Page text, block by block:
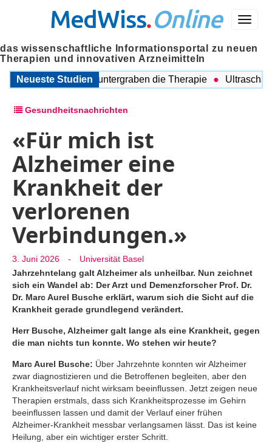
Menü
MedWiss.Online
das wissenschaftliche Informationsportal zu neuen
Therapien und innovativen Arzneimitteln
Neueste Studien
Probleme untergraben die Therapie Ultraschall
Gesundheitsnachrichten
«Für mich ist
Alzheimer eine
Krankheit der
verlorenen
Verbindungen.»
3. Juni 2026 -
Universität Basel
Jahrzehntelang galt Alzheimer als unheilbar. Nun zeichnet
sich ein Wandel ab: Der Arzt und Demenzforscher Prof. Dr.
Dr. Marc Aurel Busche erklärt, warum sich die Sicht auf die
Krankheit gerade grundlegend verändert.
Herr Busche, Alzheimer galt lange als eine Krankheit, gegen
die man nichts tun konnte. Wo stehen wir heute?
Marc Aurel Busche: Über Jahrzehnte konnten wir Alzheimer
zwar diagnostizieren und die Betroffenen begleiten, aber den
Krankheitsverlauf nicht wirksam beeinflussen. Jetzt zeigen neue
Therapien erstmals, dass sich Krankheitsprozesse im Gehirn
beeinflussen lassen und damit der Verlauf einer frühen
Alzheimer-Krankheit messbar verlangsamen lässt. Das ist keine
Heilung, aber ein wichtiger erster Schritt.